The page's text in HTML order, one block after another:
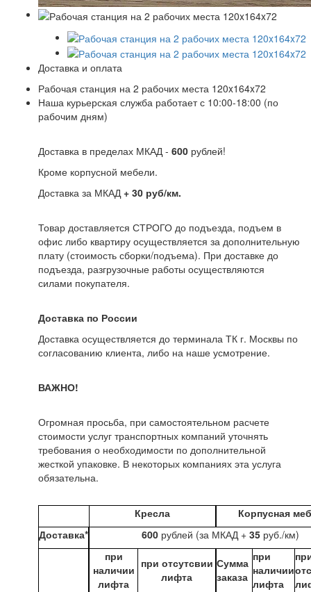
Доставка и оплата
Рабочая станция на 2 рабочих места 120x164x72
Наша курьерская служба работает с 10:00-18:00 (по
рабочим дням)
Доставка в пределах МКАД - 600 рублей!
Кроме корпусной мебели.
Доставка за МКАД+ 30 руб/км.
Товар доставляется СТРОГО до подъезда, подъем в
офис либо квартиру осуществляется за дополнительную
плату (стоимость сборки/подъема). При доставке до
подъезда, разгрузочные работы осуществляются
силами покупателя.
Доставка по России
Доставка осуществляется до терминала ТК г. Москвы по
согласованию клиента, либо на наше усмотрение.
ВАЖНО!
Огромная просьба, при самостоятельном расчете
стоимости услуг транспортных компаний уточнять
требования о необходимости по дополнительной
жесткой упаковке. В некоторых компаниях эта услуга
обязательна.
Кресла
Корпусная
Доставка*
600 рублей (за МКАД + 35 руб./км)
при
наличии
лифта
при отсутсвии
лифта
Сумма
заказа
при
наличии
лифта